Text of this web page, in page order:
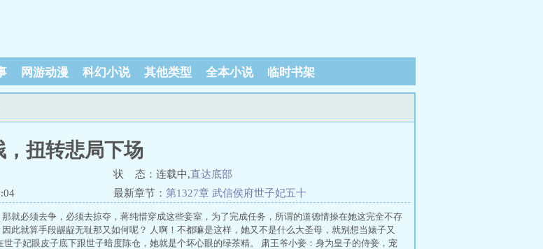
网游动漫 科幻小说 其他类型 全本小说 临时书架
扭转悲局下场
状 态：连载中,直达底部
最新章节： 第1327章 武信侯府世子妃五十
就必须去争，必须去掠夺，蒋纯惜穿成这些妾室，为了完成任务，所谓的道德情操在她这完全不存
此就算手段龌龊无耻那又如何呢？ 人啊！不都嘛是这样，她又不是什么大圣母，就别想当婊子又
子妃眼皮子底下跟世子暗度陈仓，她就是个坏心眼的绿茶精。 肃王爷小妾：身为皇子的侍妾，宠